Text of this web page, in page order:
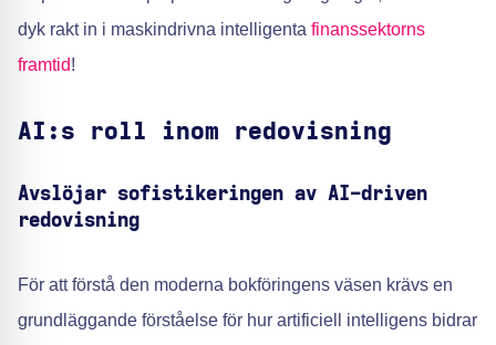
dyk rakt in i maskindrivna intelligenta finanssektorns
framtid!
AI:s roll inom redovisning
Avslöjar sofistikeringen av AI-driven
redovisning
För att förstå den moderna bokföringens väsen krävs en
grundläggande förståelse för hur artificiell intelligens bidrar